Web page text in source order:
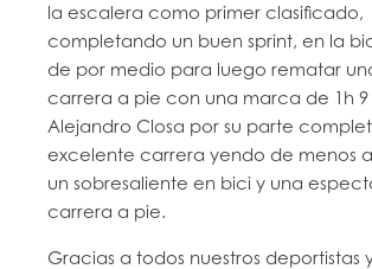
la escalera como primer clasificado,
completando un buen sprint, en la
de por medio para luego rematar
carrera a pie con una marca de 1h 9
Alejandro Closa por su parte
excelente carrera yendo de menos
un sobresaliente en bici y una
carrera a pie.
Gracias a todos nuestros deportistas